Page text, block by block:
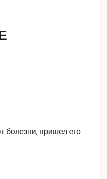
болезни, пришел его